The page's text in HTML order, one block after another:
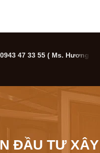
0943 47 33 55 ( Ms. Hương
ĐẦU TƯ XÂY